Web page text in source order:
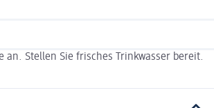
an. Stellen Sie frisches Trinkwasser bereit.